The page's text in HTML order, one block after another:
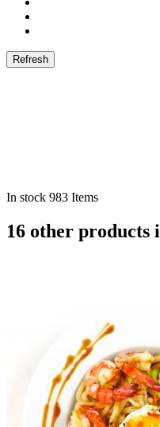
In stock 983 Items
16 other products